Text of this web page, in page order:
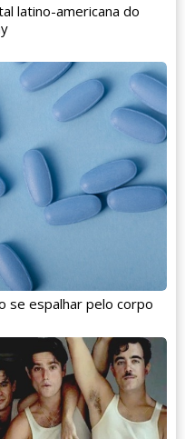
latino-americana do
se espalhar pelo corpo